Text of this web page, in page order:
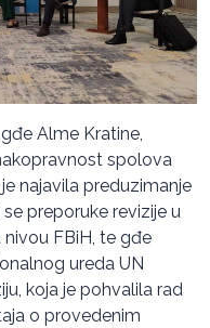
Alme Kratine,
spolova
najavila preduzimanje
preporuke revizije u
FBiH, te gđe
ureda UN
koja je pohvalila rad
o provedenim